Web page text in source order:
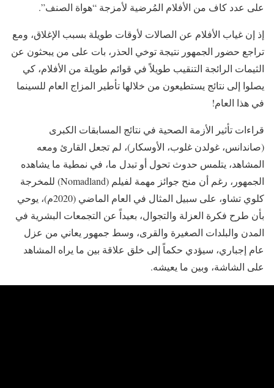
على عدد كاف من الأفلام المُرضية لأمزجة “هواة الصنف”.
إذ إن غياب الأفلام عن الصالات لأوقات طويلة بسبب الإغلاق، ومع
تراجع حضور الجمهور نتيجة توخي الحذر، بات على من يبحثون عن
الثيمات الرائجة التنقيب طويلاً في قوائم طويلة من الأفلام، كي
يصلوا إلى نتائج يستطيعون من خلالها تأطير المزاج العام للسينما
في هذا العام!
قراءات تأثير الأزمة الصحية في نتائج المسابقات الكبرى
(صاندانس، غولدن غلوب، الأوسكار)، لم تجعل القارئ ومعه
المشاهد، يتلمس حدوث تحول أو تبدل ما، في نمطية ما يشاهده
الجمهور، رغم أن منح جوائز مهمة لفيلم (Nomadland) للمخرجة
كلوي تشاو، على سبيل المثال في العام الماضي (2020م)، يوحي
بأن طرح فكرة العزلة والتجوال، بعيداً عن التجمعات البشرية في
المدن والبلدات الصغيرة والقرى، وسط جمهور يعاني من عزل
عام إجباري، سيؤدي حكماً إلى خلق علاقة بين ما يراه المشاهد
على الشاشة، وبين ما يعيشه.